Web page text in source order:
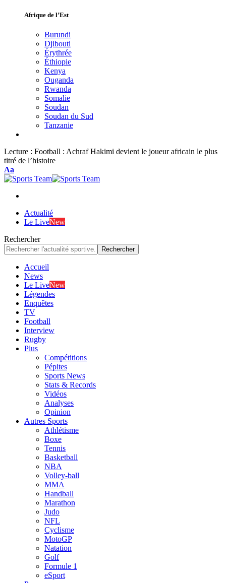
Afrique de l’Est
Burundi
Djibouti
Érythrée
Éthiopie
Kenya
Ouganda
Rwanda
Somalie
Soudan
Soudan du Sud
Tanzanie
Lecture : Football : Achraf Hakimi devient le joueur africain le plus
titré de l’histoire
Font
Resizer
Aa
Actualité
Le LiveNew
Rechercher
Accueil
News
Le LiveNew
Légendes
Enquêtes
TV
Football
Interview
Rugby
Plus
Compétitions
Pépites
Sports News
Stats & Records
Vidéos
Analyses
Opinion
Autres Sports
Athlétisme
Boxe
Tennis
Basketball
NBA
Volley-ball
MMA
Handball
Marathon
Judo
NFL
Cyclisme
MotoGP
Natation
Golf
Formule 1
eSport